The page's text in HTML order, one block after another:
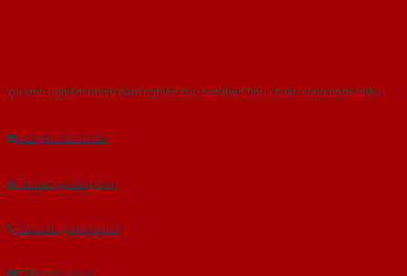
Với kinh nghiệm nhiêu năm nghiên cứu cửa theo tiêu chuẩn công nghệ Châu
Gửi yêu cầu tư vấn
Tải báo giá tổng hợp
Yêu cầu gọi lại (3 phút)
Dành cho đại lý